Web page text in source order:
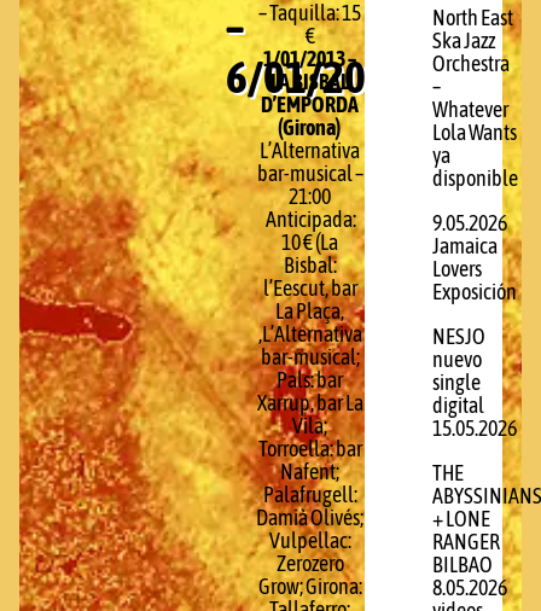
–
6/01/2013
– Taquilla: 15
€
1/01/2013 –
LA BISBAL
D’EMPORDA
(Girona)
L’Alternativa
bar-musical –
21:00
Anticipada:
10 € (La
Bisbal:
l’Eescut, bar
La Plaça,
,L’Alternativa
bar-musical;
Pals: bar
Xarrup, bar La
Vila;
Torroella: bar
Nafent;
Palafrugell:
Damià Olivés;
Vulpellac:
Zerozero
Grow; Girona:
North East
Ska Jazz
Orchestra
–
Whatever
Lola Wants
ya
disponible
9.05.2026
Jamaica
Lovers
Exposición
NESJO
nuevo
single
digital
15.05.2026
THE
ABYSSINIANS
+ LONE
RANGER
BILBAO
8.05.2026